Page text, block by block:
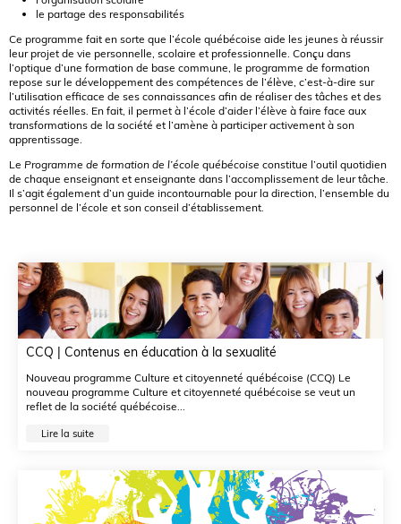
le partage des responsabilités
Ce programme fait en sorte que l’école québécoise aide les jeunes à réussir
leur projet de vie personnelle, scolaire et professionnelle. Conçu dans
l’optique d’une formation de base commune, le programme de formation
repose sur le développement des compétences de l’élève, c’est-à-dire sur
l’utilisation efficace de ses connaissances afin de réaliser des tâches et des
activités réelles. En fait, il permet à l’école d’aider l’élève à faire face aux
transformations de la société et l’amène à participer activement à son
apprentissage.
Le Programme de formation de l’école québécoise constitue l’outil quotidien
de chaque enseignant et enseignante dans l’accomplissement de leur tâche.
Il s’agit également d’un guide incontournable pour la direction, l’ensemble du
personnel de l’école et son conseil d’établissement.
CCQ | Contenus en éducation à la sexualité
Nouveau programme Culture et citoyenneté québécoise (CCQ) Le
nouveau programme Culture et citoyenneté québécoise se veut un
reflet de la société québécoise...
Lire la suite